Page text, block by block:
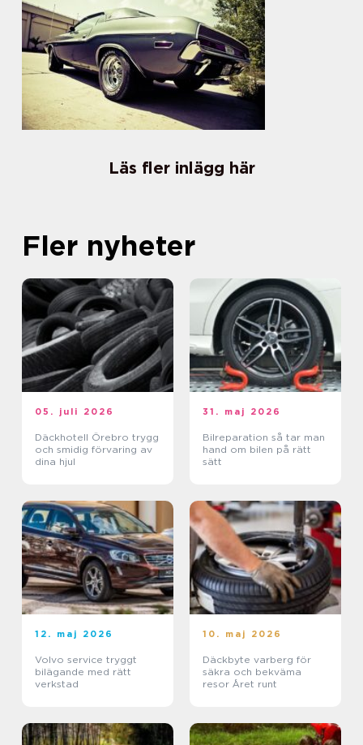
Läs fler inlägg här
Fler nyheter
05. juli 2026
Däckhotell Örebro trygg
och smidig förvaring av
dina hjul
31. maj 2026
Bilreparation så tar man
hand om bilen på rätt
sätt
12. maj 2026
Volvo service tryggt
bilägande med rätt
verkstad
10. maj 2026
Däckbyte varberg för
säkra och bekväma
resor Året runt